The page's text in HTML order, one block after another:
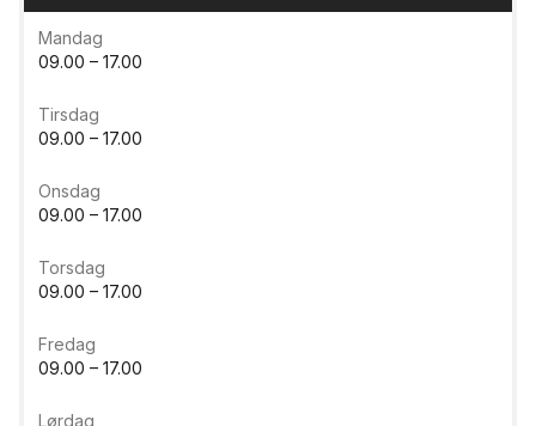
Mandag
09.00 – 17.00
Tirsdag
09.00 – 17.00
Onsdag
09.00 – 17.00
Torsdag
09.00 – 17.00
Fredag
09.00 – 17.00
Lørdag